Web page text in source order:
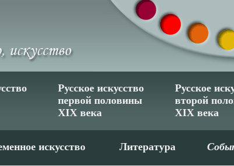
Русское искусство
первой половины
XIX века
Русское
второй
XIX века
искусство Литература